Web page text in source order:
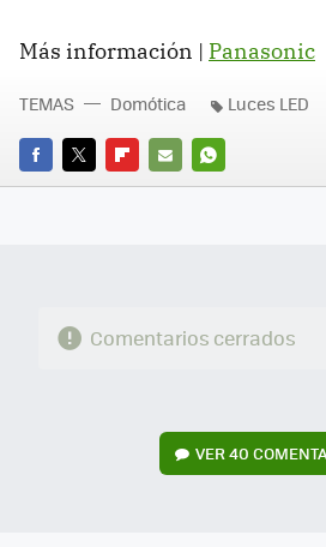
Más información | Panasonic
FACEBOOK
TWITTERFLIPBOARD
E-
WHATSAPP
TEMAS Domótica Luces LED
Comentarios cerrados
VER40